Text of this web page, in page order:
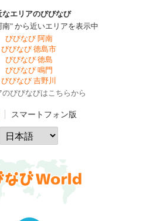
なエリアのびびなび
南" から近いエリアを表示中
びびなび 阿南
びびなび 徳島市
びびなび 徳島
びびなび 鳴門
びびなび 吉野川
のびびなびはこちらから
スマートフォン版